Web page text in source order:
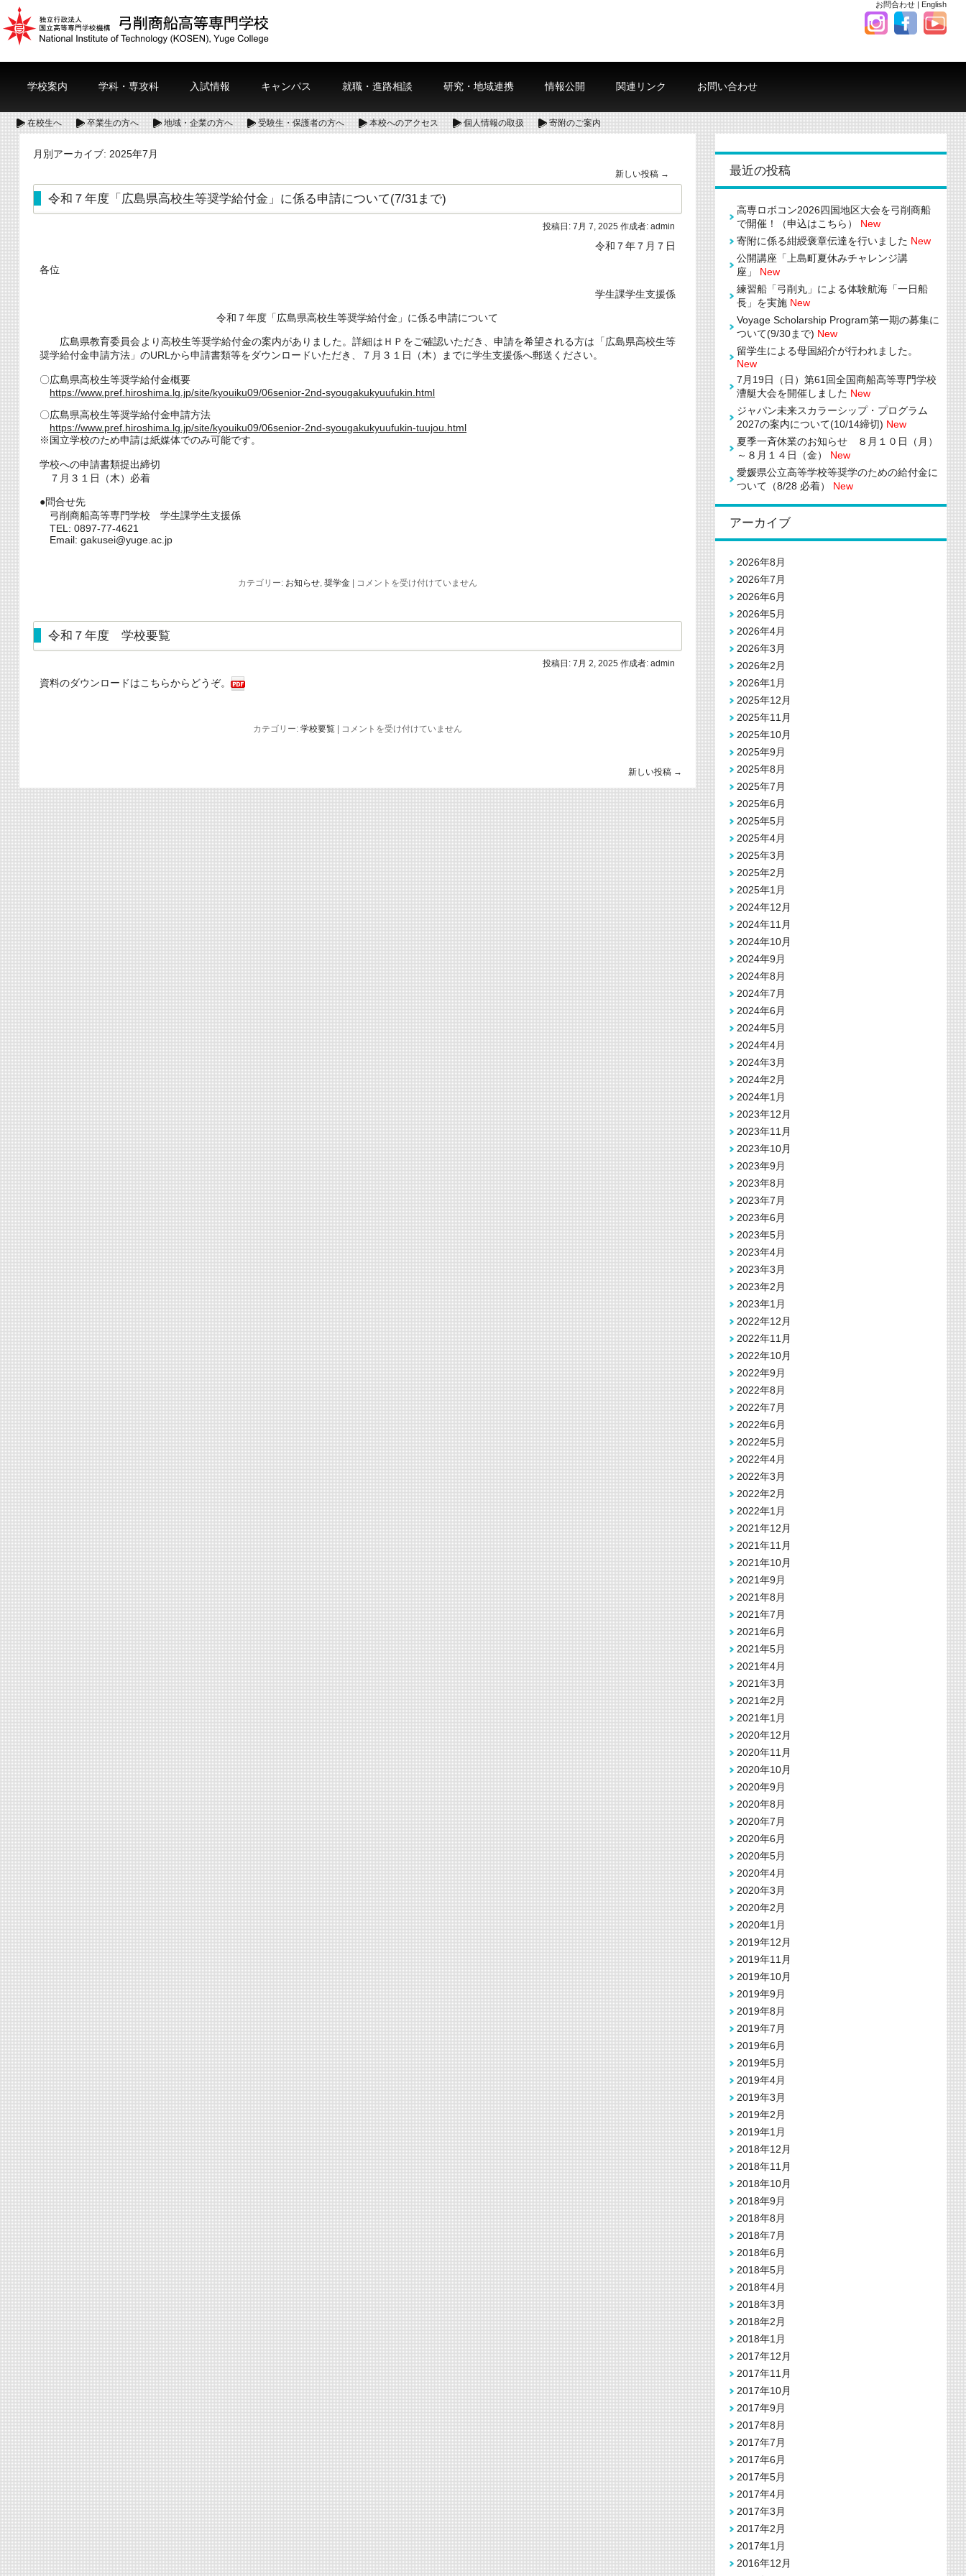
お問合わせ | English
学校案内 学科・専攻科 入試情報 キャンパス 就職・進路相談 研究・地域連携 情報公開 関連リンク お問い合わせ
在校生へ 卒業生の方へ 地域・企業の方へ 受験生・保護者の方へ 本校へのアクセス 個人情報の取扱 寄附のご案内
月別アーカイブ: 2025年7月
新しい投稿 →
令和７年度「広島県高校生等奨学給付金」に係る申請について(7/31まで)
投稿日: 7月 7, 2025 作成者: admin
令和７年７月７日
各位
学生課学生支援係
令和７年度「広島県高校生等奨学給付金」に係る申請について
広島県教育委員会より高校生等奨学給付金の案内がありました。詳細はＨＰをご確認いただき、申請を希望される方は「広島県高校生等
奨学給付金申請方法」のURLから申請書類等をダウンロードいただき、７月３１日（木）までに学生支援係へ郵送ください。
〇広島県高校生等奨学給付金概要
https://www.pref.hiroshima.lg.jp/site/kyouiku09/06senior-2nd-syougakukyuufukin.html
〇広島県高校生等奨学給付金申請方法
https://www.pref.hiroshima.lg.jp/site/kyouiku09/06senior-2nd-syougakukyuufukin-tuujou.html
※国立学校のため申請は紙媒体でのみ可能です。
学校への申請書類提出締切
７月３１日（木）必着
●問合せ先
弓削商船高等専門学校 学生課学生支援係
TEL: 0897-77-4621
Email: gakusei@yuge.ac.jp
カテゴリー: お知らせ, 奨学金
令
給
る
申
請
に
つ
い
て
(7/31
ま
で)
は
コメントを受け付けていません
令和７年度 学校要覧
投稿日: 7月 2, 2025 作成者: admin
資料のダウンロードはこちらからどうぞ。
カテゴリー: 学校要覧
令
校
要
覧
は
コメントを受け付けていません
新しい投稿 →
最近の投稿
高専ロボコン2026四国地区大会を弓削商船
で開催！（申込はこちら） New
寄附に係る紺綬褒章伝達を行いました New
公開講座「上島町夏休みチャレンジ講
座」
New
練習船「弓削丸」による体験航海「一日船
長」を実施 New
Voyage Scholarship Program第一期の募集に
ついて(9/30まで) New
留学生による母国紹介が行われました。
New
7月19日（日）第61回全国商船高等専門学校
漕艇大会を開催しました New
ジャパン未来スカラーシップ・プログラム
2027の案内について(10/14締切) New
夏季一斉休業のお知らせ ８月１０日（月）
～８月１４日（金） New
愛媛県公立高等学校等奨学のための給付金に
ついて（8/28 必着） New
アーカイブ
2026年8月
2026年7月
2026年6月
2026年5月
2026年4月
2026年3月
2026年2月
2026年1月
2025年12月
2025年11月
2025年10月
2025年9月
2025年8月
2025年7月
2025年6月
2025年5月
2025年4月
2025年3月
2025年2月
2025年1月
2024年12月
2024年11月
2024年10月
2024年9月
2024年8月
2024年7月
2024年6月
2024年5月
2024年4月
2024年3月
2024年2月
2024年1月
2023年12月
2023年11月
2023年10月
2023年9月
2023年8月
2023年7月
2023年6月
2023年5月
2023年4月
2023年3月
2023年2月
2023年1月
2022年12月
2022年11月
2022年10月
2022年9月
2022年8月
2022年7月
2022年6月
2022年5月
2022年4月
2022年3月
2022年2月
2022年1月
2021年12月
2021年11月
2021年10月
2021年9月
2021年8月
2021年7月
2021年6月
2021年5月
2021年4月
2021年3月
2021年2月
2021年1月
2020年12月
2020年11月
2020年10月
2020年9月
2020年8月
2020年7月
2020年6月
2020年5月
2020年4月
2020年3月
2020年2月
2020年1月
2019年12月
2019年11月
2019年10月
2019年9月
2019年8月
2019年7月
2019年6月
2019年5月
2019年4月
2019年3月
2019年2月
2019年1月
2018年12月
2018年11月
2018年10月
2018年9月
2018年8月
2018年7月
2018年6月
2018年5月
2018年4月
2018年3月
2018年2月
2018年1月
2017年12月
2017年11月
2017年10月
2017年9月
2017年8月
2017年7月
2017年6月
2017年5月
2017年4月
2017年3月
2017年2月
2017年1月
2016年12月